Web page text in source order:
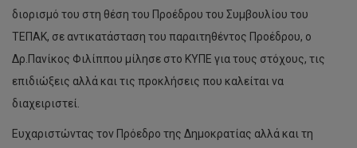
διορισμό του στη θέση του Προέδρου του Συμβουλίου του
ΤΕΠΑΚ, σε αντικατάσταση του παραιτηθέντος Προέδρου, ο
Δρ.Πανίκος Φιλίππου μίλησε στο ΚΥΠΕ για τους στόχους, τις
επιδιώξεις αλλά και τις προκλήσεις που καλείται να
διαχειριστεί.
Ευχαριστώντας τον Πρόεδρο της Δημοκρατίας αλλά και τη